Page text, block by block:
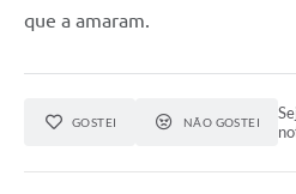
que a amaram.
GOSTEI NÃO GOSTEI